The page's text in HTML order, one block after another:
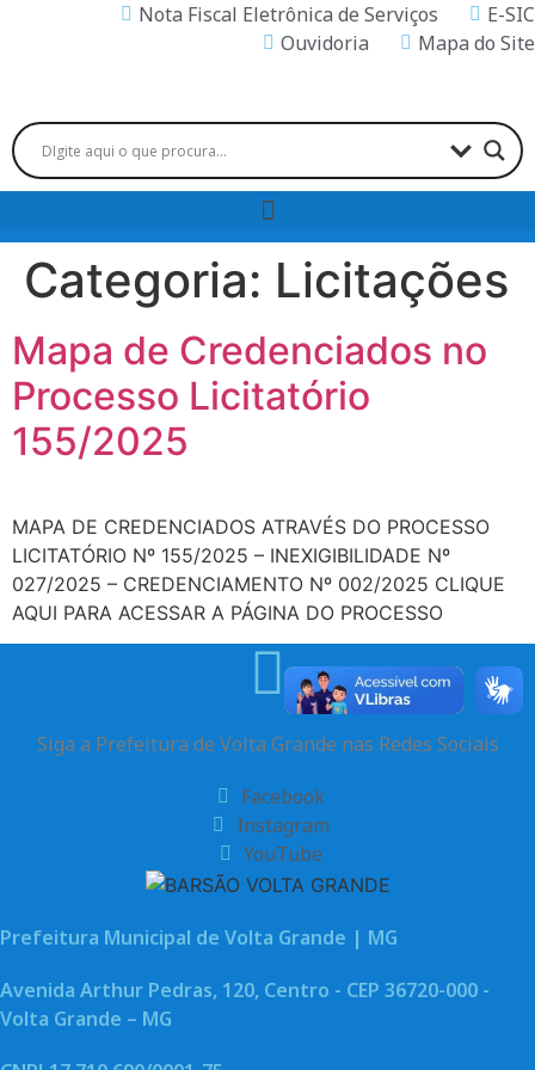
Nota Fiscal Eletrônica de Serviços
E-SIC
Ouvidoria
Mapa do Site
Categoria: Licitações
Mapa de Credenciados no
Processo Licitatório
155/2025
MAPA DE CREDENCIADOS ATRAVÉS DO PROCESSO
LICITATÓRIO Nº 155/2025 – INEXIGIBILIDADE Nº
027/2025 – CREDENCIAMENTO Nº 002/2025 CLIQUE
AQUI PARA ACESSAR A PÁGINA DO PROCESSO
Siga a Prefeitura de Volta Grande nas Redes Sociais
Facebook
Instagram
YouTube
Prefeitura Municipal de Volta Grande | MG
Avenida Arthur Pedras, 120, Centro - CEP 36720-000 -
Volta Grande – MG